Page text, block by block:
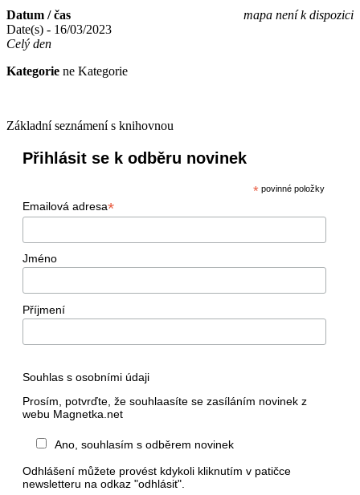
mapa není k dispozici
Datum / čas
Date(s) - 16/03/2023
Celý den
Kategorie ne Kategorie
Základní seznámení s knihovnou
Přihlásit se k odběru novinek
* povinné položky
Emailová adresa*
Jméno
Příjmení
Souhlas s osobními údaji
Prosím, potvrďte, že souhlaasíte se zasíláním novinek z
webu Magnetka.net
Ano, souhlasím s odběrem novinek
Odhlášení můžete provést kdykoli kliknutím v patičce
newsletteru na odkaz "odhlásit".